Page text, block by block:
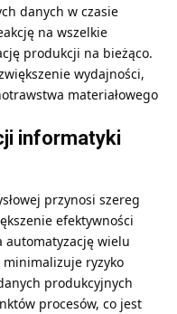
danych w czasie
na wszelkie
produkcji na bieżąco.
wydajności,
materiałowego
informatyki
przynosi szereg
efektywności
automatyzację wielu
minimalizuje ryzyko
produkcyjnych
procesów, co jest